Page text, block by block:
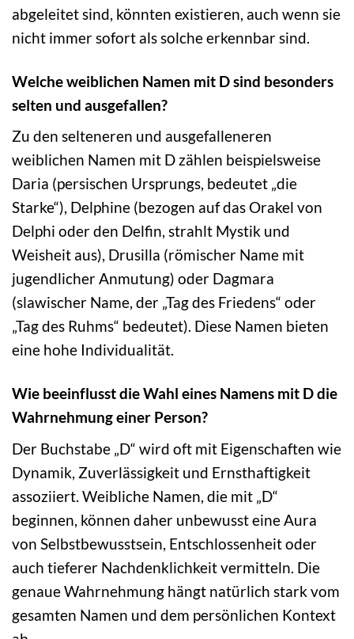
abgeleitet sind, könnten existieren, auch wenn sie
nicht immer sofort als solche erkennbar sind.
Welche weiblichen Namen mit D sind besonders
selten und ausgefallen?
Zu den selteneren und ausgefalleneren
weiblichen Namen mit D zählen beispielsweise
Daria (persischen Ursprungs, bedeutet „die
Starke“), Delphine (bezogen auf das Orakel von
Delphi oder den Delfin, strahlt Mystik und
Weisheit aus), Drusilla (römischer Name mit
jugendlicher Anmutung) oder Dagmara
(slawischer Name, der „Tag des Friedens“ oder
„Tag des Ruhms“ bedeutet). Diese Namen bieten
eine hohe Individualität.
Wie beeinflusst die Wahl eines Namens mit D die
Wahrnehmung einer Person?
Der Buchstabe „D“ wird oft mit Eigenschaften wie
Dynamik, Zuverlässigkeit und Ernsthaftigkeit
assoziiert. Weibliche Namen, die mit „D“
beginnen, können daher unbewusst eine Aura
von Selbstbewusstsein, Entschlossenheit oder
auch tieferer Nachdenklichkeit vermitteln. Die
genaue Wahrnehmung hängt natürlich stark vom
gesamten Namen und dem persönlichen Kontext